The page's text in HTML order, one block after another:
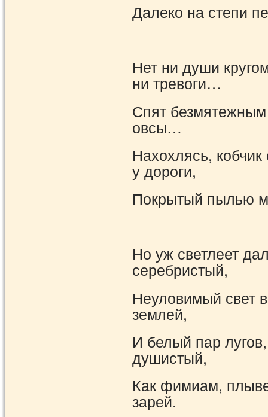
Далеко на степи
Нет ни души
ни тревоги…
Спят
овсы…
Нахохлясь, кобчик
у дороги,
Покрытый пылью
Но уж светлеет
серебристый,
Неуловимый свет
землей,
И белый пар
душистый,
Как фимиам,
зарей.